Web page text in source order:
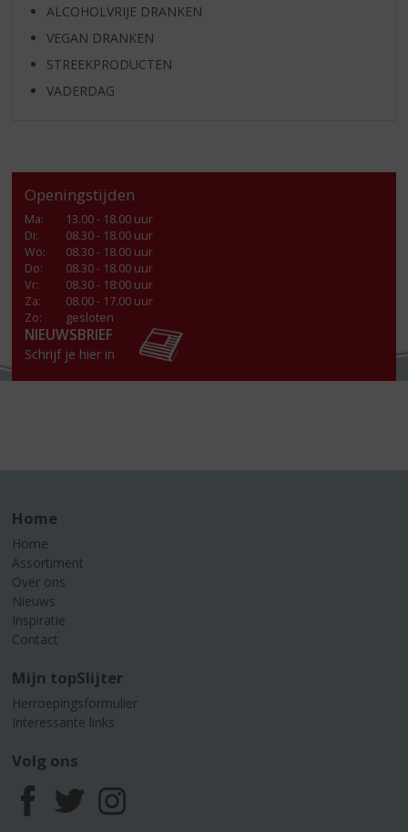
ALCOHOLVRIJE DRANKEN
VEGAN DRANKEN
STREEKPRODUCTEN
VADERDAG
Openingstijden
Ma:
13.00 - 18.00 uur
Di:
08.30 - 18.00 uur
Wo:
08.30 - 18.00 uur
Do:
08.30 - 18.00 uur
Vr:
08.30 - 18:00 uur
Za:
08.00 - 17.00 uur
Zo:
gesloten
NIEUWSBRIEF
Schrijf je hier in
Home
Home
Assortiment
Over ons
Nieuws
Inspiratie
Contact
Mijn topSlijter
Herroepingsformulier
Interessante links
Volg ons
F
T
I